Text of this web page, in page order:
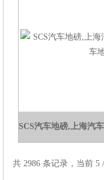
共 2986 条记录，当前